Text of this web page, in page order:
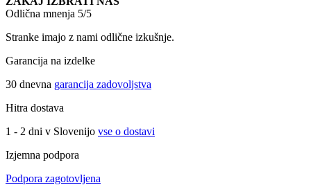
Odlična mnenja 5/5
Stranke imajo z nami odlične izkušnje.
Garancija na izdelke
30 dnevna garancija zadovoljstva
Hitra dostava
1 - 2 dni v Slovenijo vse o dostavi
Izjemna podpora
Podpora zagotovljena